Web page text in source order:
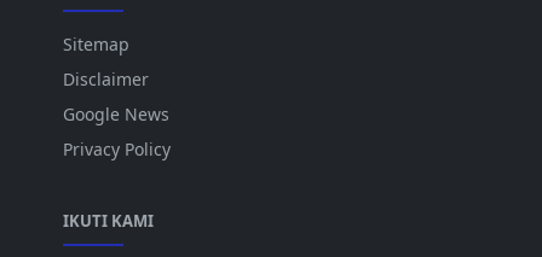
Sitemap
Disclaimer
Google News
Privacy Policy
IKUTI KAMI